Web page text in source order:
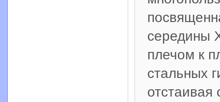
середины
плечом к
стальных
отстаивая